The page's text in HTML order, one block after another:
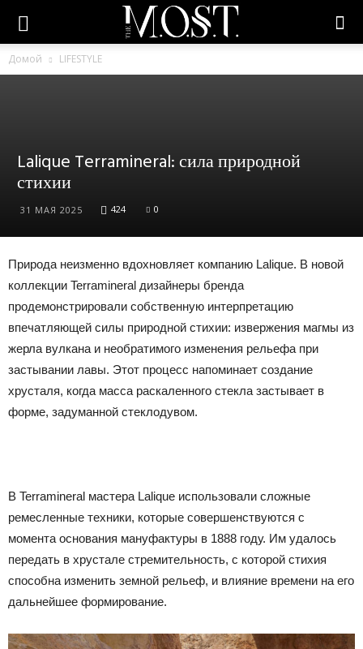
Домой LIFESTYLE
Lalique Terramineral: сила природной
стихии
31 МАЯ 2025 424 0
Природа неизменно вдохновляет компанию Lalique. В новой
коллекции Terramineral дизайнеры бренда
продемонстрировали собственную интерпретацию
впечатляющей силы природной стихии: извержения магмы из
жерла вулкана и необратимого изменения рельефа при
застывании лавы. Этот процесс напоминает создание
хрусталя, когда масса раскаленного стекла застывает в
форме, задуманной стеклодувом.
В Terramineral мастера Lalique использовали сложные
ремесленные техники, которые совершенствуются с
момента основания мануфактуры в 1888 году. Им удалось
передать в хрустале стремительность, с которой стихия
способна изменить земной рельеф, и влияние времени на его
дальнейшее формирование.